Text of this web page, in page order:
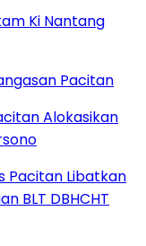
Ki Nantang
Pacitan
Alokasikan
Pacitan Libatkan
BLT DBHCHT